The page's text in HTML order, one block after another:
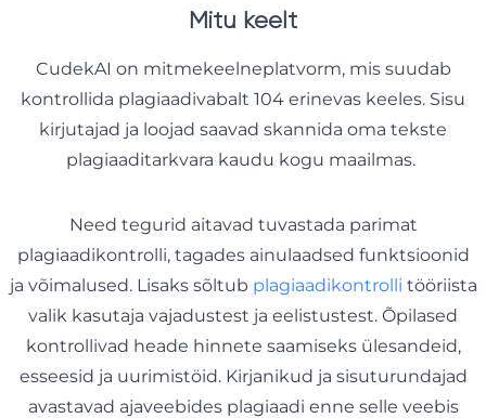
Mitu keelt
CudekAI on mitmekeelneplatvorm, mis suudab
kontrollida plagiaadivabalt 104 erinevas keeles. Sisu
kirjutajad ja loojad saavad skannida oma tekste
plagiaaditarkvara kaudu kogu maailmas.
Need tegurid aitavad tuvastada parimat
plagiaadikontrolli, tagades ainulaadsed funktsioonid
ja võimalused. Lisaks sõltub plagiaadikontrolli tööriista
valik kasutaja vajadustest ja eelistustest. Õpilased
kontrollivad heade hinnete saamiseks ülesandeid,
esseesid ja uurimistöid. Kirjanikud ja sisuturundajad
avastavad ajaveebides plagiaadi enne selle veebis